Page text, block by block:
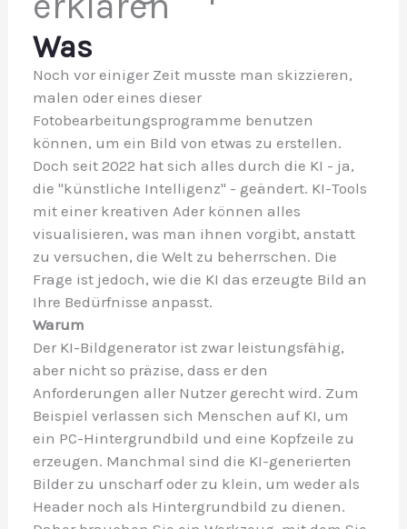
Was
Noch vor einiger Zeit musste man skizzieren,
malen oder eines dieser
Fotobearbeitungsprogramme benutzen
können, um ein Bild von etwas zu erstellen.
Doch seit 2022 hat sich alles durch die KI - ja,
die "künstliche Intelligenz" - geändert. KI-Tools
mit einer kreativen Ader können alles
visualisieren, was man ihnen vorgibt, anstatt
zu versuchen, die Welt zu beherrschen. Die
Frage ist jedoch, wie die KI das erzeugte Bild an
Ihre Bedürfnisse anpasst.
Warum
Der KI-Bildgenerator ist zwar leistungsfähig,
aber nicht so präzise, dass er den
Anforderungen aller Nutzer gerecht wird. Zum
Beispiel verlassen sich Menschen auf KI, um
ein PC-Hintergrundbild und eine Kopfzeile zu
erzeugen. Manchmal sind die KI-generierten
Bilder zu unscharf oder zu klein, um weder als
Header noch als Hintergrundbild zu dienen.